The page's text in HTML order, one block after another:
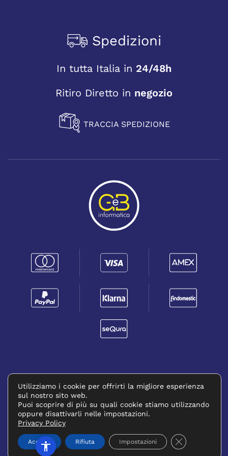
Spedizioni
In tutta Italia in 24/48h
Ritiro Diretto in negozio
TRACCIA SPEDIZIONE
(SI APRE IN UNA NUOVA FINESTRA)
RICHIEDERE UN RESO
©2026FORMATC SRL. All rights reserved.
P.IVA: 13573391003 - CAPITALE SOCIALE €20.000
Powered by Tastiere Digitali
Utilizziamo i cookie per offrirti la migliore esperienza
sul nostro sito web.
Puoi scoprire di più su quali cookie stiamo utilizzando
oppure disattivarli nelle impostazioni.
Privacy Policy
Accetta Rifiuta Impostazioni Close GDPR